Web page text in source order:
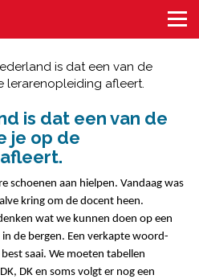
is dat een van de
lerarenopleiding afleert.
is dat een van de
je op de
schoenen aan hielpen. Vandaag was
kring om de docent heen.
wat we kunnen doen op een
de bergen. Een verkapte woord-
saai. We moeten tabellen
DK en soms volgt er nog een